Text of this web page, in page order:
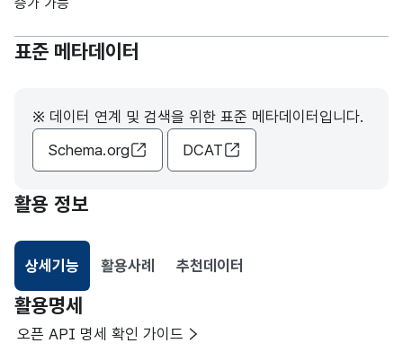
표준 메타데이터
※ 데이터 연계 및 검색을 위한 표준 메타데이터입니다.
Schema.org
DCAT
활용 정보
상세기능
선택됨
활용사례 추천데이터
활용명세
오픈 API 명세 확인 가이드